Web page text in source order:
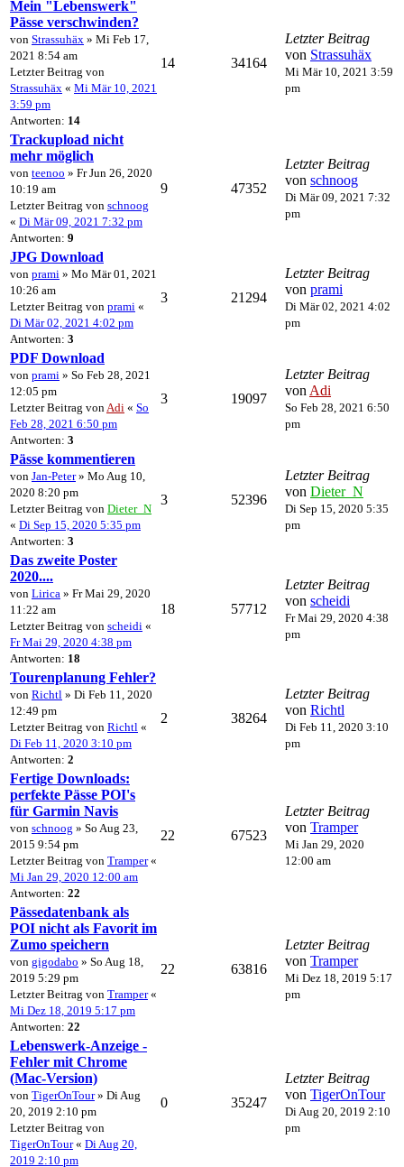
Mein "Lebenswerk"
Pässe verschwinden?
von Strassuhäx » Mi Feb 17,
2021 8:54 am
Letzter Beitrag von
Strassuhäx « Mi Mär 10, 2021
3:59 pm
Antworten: 14
14 34164
Letzter Beitrag
von Strassuhäx
Mi Mär 10, 2021 3:59
pm
Trackupload nicht
mehr möglich
von teenoo » Fr Jun 26, 2020
10:19 am
Letzter Beitrag von schnoog
« Di Mär 09, 2021 7:32 pm
Antworten: 9
9 47352
Letzter Beitrag
von schnoog
Di Mär 09, 2021 7:32
pm
JPG Download
von prami » Mo Mär 01, 2021
10:26 am
Letzter Beitrag von prami «
Di Mär 02, 2021 4:02 pm
Antworten: 3
3 21294
Letzter Beitrag
von prami
Di Mär 02, 2021 4:02
pm
PDF Download
von prami » So Feb 28, 2021
12:05 pm
Letzter Beitrag von Adi « So
Feb 28, 2021 6:50 pm
Antworten: 3
3 19097
Letzter Beitrag
von Adi
So Feb 28, 2021 6:50
pm
Pässe kommentieren
von Jan-Peter» Mo Aug 10,
2020 8:20 pm
Letzter Beitrag von Dieter_N
« Di Sep 15, 2020 5:35 pm
Antworten: 3
3 52396
Letzter Beitrag
von Dieter_N
Di Sep 15, 2020 5:35
pm
Das zweite Poster
2020....
von Lirica » Fr Mai 29, 2020
11:22 am
Letzter Beitrag von scheidi «
Fr Mai 29, 2020 4:38 pm
Antworten: 18
18 57712
Letzter Beitrag
von scheidi
Fr Mai 29, 2020 4:38
pm
Tourenplanung Fehler?
von Richtl » Di Feb 11, 2020
12:49 pm
Letzter Beitrag von Richtl «
Di Feb 11, 2020 3:10 pm
Antworten: 2
2 38264
Letzter Beitrag
von Richtl
Di Feb 11, 2020 3:10
pm
Fertige Downloads:
perfekte Pässe POI's
für Garmin Navis
von schnoog » So Aug 23,
2015 9:54 pm
Letzter Beitrag von Tramper«
Mi Jan 29, 2020 12:00 am
Antworten: 22
22 67523
Letzter Beitrag
von Tramper
Mi Jan 29, 2020
12:00 am
Pässedatenbank als
POI nicht als Favorit im
Zumo speichern
von gigodabo » So Aug 18,
2019 5:29 pm
Letzter Beitrag von Tramper«
Mi Dez 18, 2019 5:17 pm
Antworten: 22
22 63816
Letzter Beitrag
von Tramper
Mi Dez 18, 2019 5:17
pm
Lebenswerk-Anzeige -
Fehler mit Chrome
(Mac-Version)
von TigerOnTour» Di Aug
20, 2019 2:10 pm
Letzter Beitrag von
TigerOnTour« Di Aug 20,
2019 2:10 pm
0 35247
Letzter Beitrag
von TigerOnTour
Di Aug 20, 2019 2:10
pm